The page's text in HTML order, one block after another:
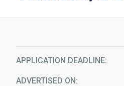
APPLICATION DEADLINE
ADVERTISED ON